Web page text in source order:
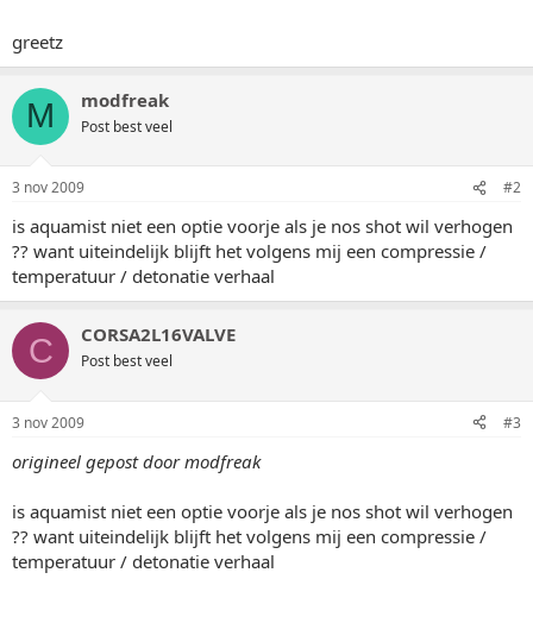
greetz
M modfreak
Post best veel
3 nov 2009 #2
is aquamist niet een optie voorje als je nos shot wil verhogen
?? want uiteindelijk blijft het volgens mij een compressie /
temperatuur / detonatie verhaal
C CORSA2L16VALVE
Post best veel
3 nov 2009 #3
origineel gepost door modfreak
is aquamist niet een optie voorje als je nos shot wil verhogen
?? want uiteindelijk blijft het volgens mij een compressie /
temperatuur / detonatie verhaal